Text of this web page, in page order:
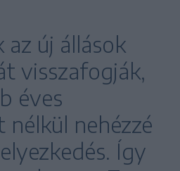
az új állások
visszafogják,
éves
nehézzé
Így